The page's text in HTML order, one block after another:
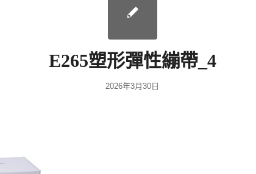
E265塑形彈性繃帶_4
2026年3月30日